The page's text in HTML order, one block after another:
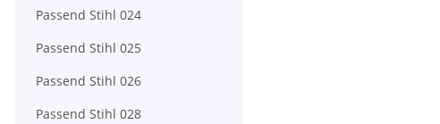
Passend Stihl 024
Passend Stihl 025
Passend Stihl 026
Passend Stihl 028